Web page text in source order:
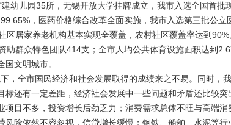
幼儿园35所，无锡开放大学挂牌成立，我市入选全国首批
，医药价格综合改革全面实施，我市入选第三批公立
区居家养老机构基本实现全覆盖，农村社区覆盖率达到
助群众特色团队414支；全市人均公共体育设施面积达到
文明城市。
，全市国民经济和社会发展取得的成绩来之不易。同时，
标还有一定差距，经济社会发展中一些问题和矛盾还比较
项目不多，投资增长后劲乏力；消费需求总体不旺与高端
风险依然不容忽视，信贷增长缓慢；钢铁、船舶、水泥等